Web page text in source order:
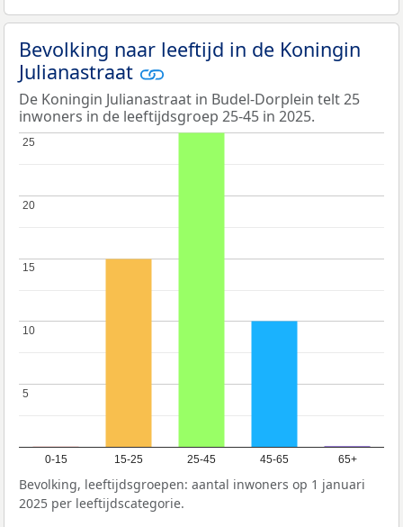
Bevolking naar leeftijd in de Koningin
Julianastraat
De Koningin Julianastraat in Budel-Dorplein telt 25
inwoners in de leeftijdsgroep 25-45 in 2025.
0-15 15-25 25-45 45-65 65+
5
5
10
10
15
15
20
20
25
25
Bevolking, leeftijdsgroepen: aantal inwoners op 1 januari
2025 per leeftijdscategorie.